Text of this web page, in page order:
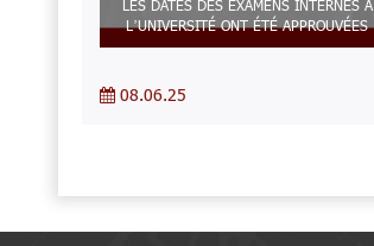
LES DATES DES EXAMENS INTERNES À
L’UNIVERSITÉ ONT ÉTÉ APPROUVÉES
08.06.25